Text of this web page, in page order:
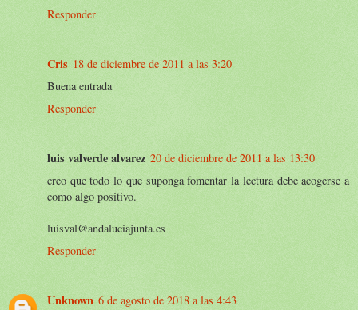
Responder
Cris 18 de diciembre de 2011 a las 3:20
Buena entrada
Responder
luis valverde alvarez 20 de diciembre de 2011 a las 13:30
creo que todo lo que suponga fomentar la lectura debe acogerse a
como algo positivo.
luisval@andaluciajunta.es
Responder
Unknown 6 de agosto de 2018 a las 4:43